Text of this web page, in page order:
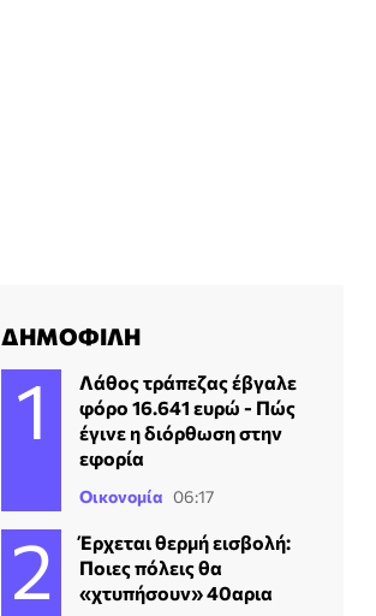
ΔΗΜΟΦΙΛΗ
Λάθος τράπεζας έβγαλε
φόρο 16.641 ευρώ - Πώς
έγινε η διόρθωση στην
εφορία
Οικονομία 06:17
Έρχεται θερμή εισβολή:
Ποιες πόλεις θα
«χτυπήσουν» 40αρια